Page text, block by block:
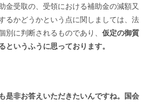
金受取の、受領における補助金の減額又
るかどうかという点に関しましては、法
別に判断されるものであり、 仮定の御質
というふうに思っております。
是非お答えいただきたいんですね。国会